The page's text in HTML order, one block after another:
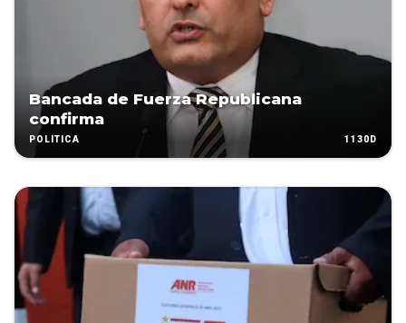
Bancada de Fuerza Republicana
confirma
POLÍTICA 1130D